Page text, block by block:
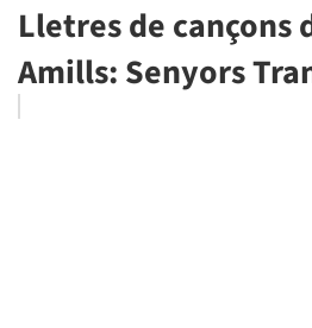
Lletres de cançons
Amills: Senyors